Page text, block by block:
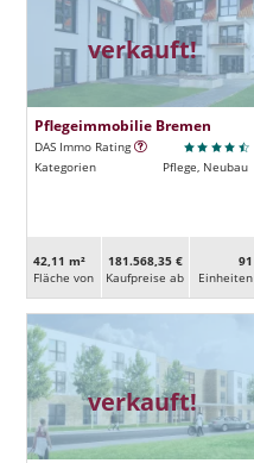
verkauft!
Pflegeimmobilie Bremen
DAS Immo Rating
Kategorien
Pflege, Neubau
42,11 m²
Fläche von
181.568,35 €
Kaufpreise ab
91
Ein­heiten
verkauft!